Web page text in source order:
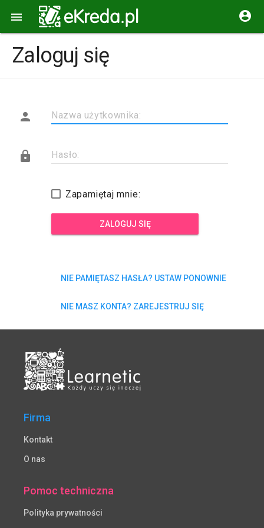


Zaloguj się
 Nazwa użytkownika:
 Hasło:
Zapamiętaj mnie:
ZALOGUJ SIĘ
NIE PAMIĘTASZ HASŁA? USTAW PONOWNIE
NIE MASZ KONTA? ZAREJESTRUJ SIĘ
Firma
Kontakt
O nas
Pomoc techniczna
Polityka prywatności